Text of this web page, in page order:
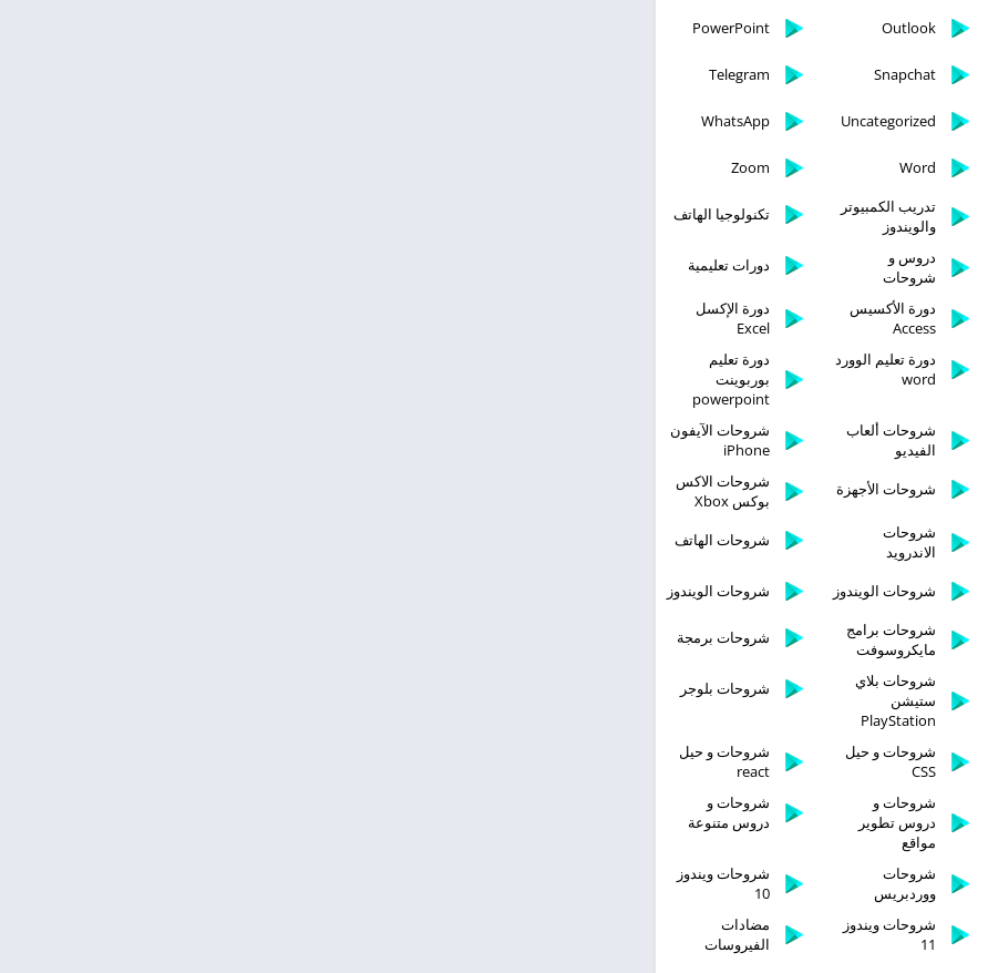
Outlook
PowerPoint
Snapchat
Telegram
Uncategorized
WhatsApp
Word
Zoom
تدريب الكمبيوتر
والويندوز
تكنولوجيا الهاتف
دروس و
شروحات
دورات تعليمية
دورة الأكسيس
Access
دورة الإكسل
Excel
دورة تعليم الوورد
word
دورة تعليم
بوربوينت
powerpoint
شروحات ألعاب
الفيديو
شروحات الآيفون
iPhone
شروحات الأجهزة
شروحات الاكس
بوكس Xbox
شروحات
الاندرويد
شروحات الهاتف
شروحات الويندوز
شروحات الويندوز
شروحات برامج
مايكروسوفت
شروحات برمجة
شروحات بلاي
ستيشن
PlayStation
شروحات بلوجر
شروحات و حيل
CSS
شروحات و حيل
react
شروحات و
دروس تطوير
مواقع
شروحات و
دروس متنوعة
شروحات
ووردبريس
شروحات ويندوز
10
شروحات ويندوز
11
مضادات
الفيروسات